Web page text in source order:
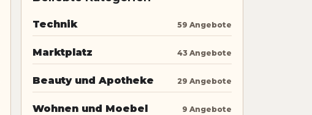
Technik 59 Angebote
Marktplatz 43 Angebote
Beauty und Apotheke 29 Angebote
Wohnen und Moebel 9 Angebote